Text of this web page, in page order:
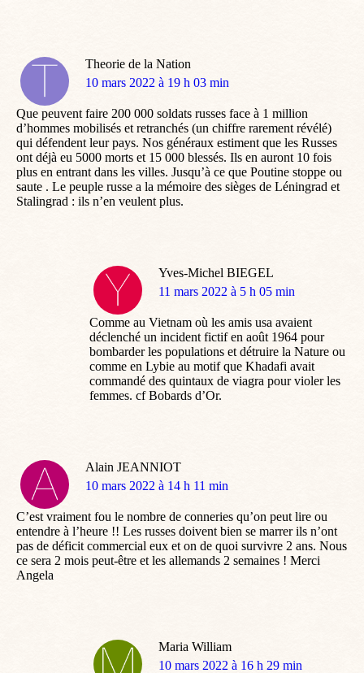
Theorie de la Nation
dit
10 mars 2022 à 19 h 03 min
Que peuvent faire 200 000 soldats russes face à 1 million
d’hommes mobilisés et retranchés (un chiffre rarement révélé)
qui défendent leur pays. Nos généraux estiment que les Russes
ont déjà eu 5000 morts et 15 000 blessés. Ils en auront 10 fois
plus en entrant dans les villes. Jusqu’à ce que Poutine stoppe ou
saute . Le peuple russe a la mémoire des sièges de Léningrad et
Stalingrad : ils n’en veulent plus.
Yves-Michel BIEGEL
dit
11 mars 2022 à 5 h 05 min
Comme au Vietnam où les amis usa avaient
déclenché un incident fictif en août 1964 pour
bombarder les populations et détruire la Nature ou
comme en Lybie au motif que Khadafi avait
commandé des quintaux de viagra pour violer les
femmes. cf Bobards d’Or.
Alain JEANNIOT
dit
10 mars 2022 à 14 h 11 min
C’est vraiment fou le nombre de conneries qu’on peut lire ou
entendre à l’heure !! Les russes doivent bien se marrer ils n’ont
pas de déficit commercial eux et on de quoi survivre 2 ans. Nous
ce sera 2 mois peut-être et les allemands 2 semaines ! Merci
Angela
Maria William
dit
10 mars 2022 à 16 h 29 min